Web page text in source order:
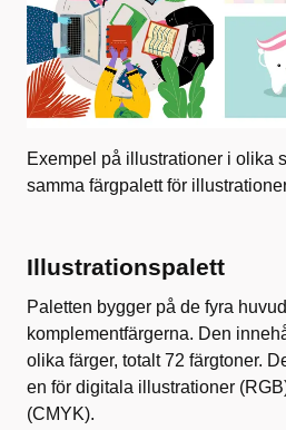
Exempel på illustrationer i olika
samma färgpalett för
Illustrationspalett
Paletten bygger på de fyra
komplementfärgerna. Den
olika färger, totalt 72 färgtoner.
en för digitala illustrationer
(CMYK).